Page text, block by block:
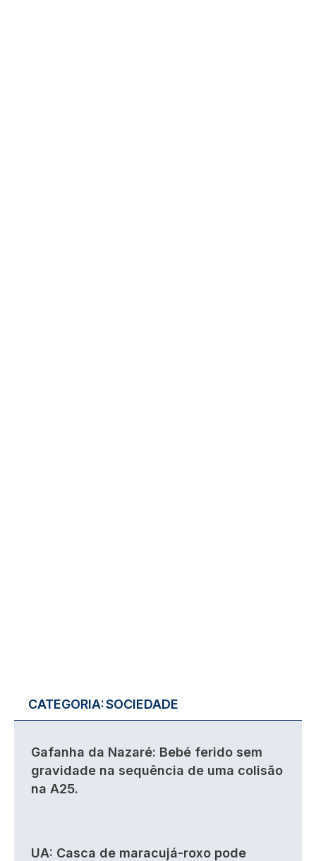
CATEGORIA:SOCIEDADE
Gafanha da Nazaré: Bebé ferido sem
gravidade na sequência de uma colisão
na A25.
UA: Casca de maracujá-roxo pode